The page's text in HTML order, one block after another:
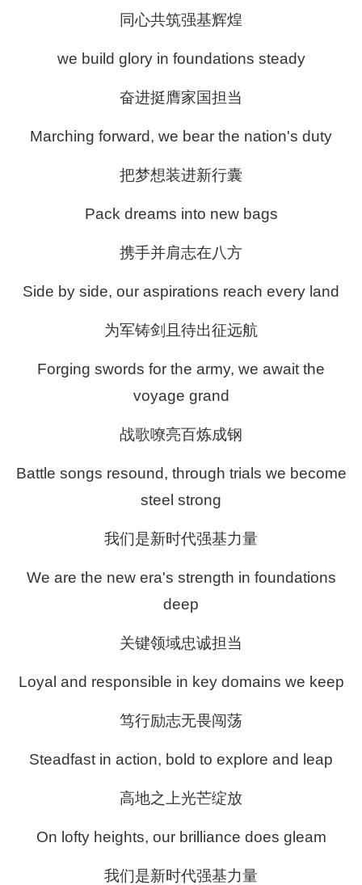
同心共筑强基辉煌
we build glory in foundations steady
奋进挺膺家国担当
Marching forward, we bear the nation's duty
把梦想装进新行囊
Pack dreams into new bags
携手并肩志在八方
Side by side, our aspirations reach every land
为军铸剑且待出征远航
Forging swords for the army, we await the
voyage grand
战歌嘹亮百炼成钢
Battle songs resound, through trials we become
steel strong
我们是新时代强基力量
We are the new era's strength in foundations
deep
关键领域忠诚担当
Loyal and responsible in key domains we keep
笃行励志无畏闯荡
Steadfast in action, bold to explore and leap
高地之上光芒绽放
On lofty heights, our brilliance does gleam
我们是新时代强基力量